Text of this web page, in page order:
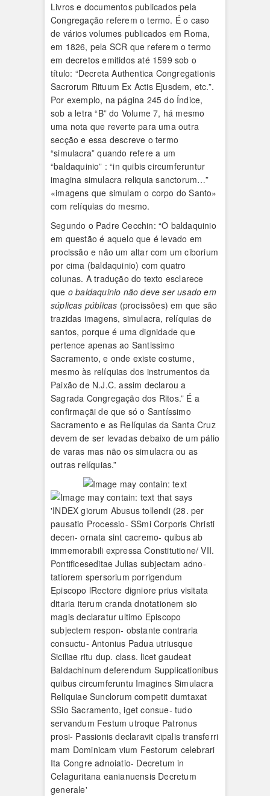
Livros e documentos publicados pela
Congregação referem o termo. É o caso
de vários volumes publicados em Roma,
em 1826, pela SCR que referem o termo
em decretos emitidos até 1599 sob o
título: “Decreta Authentica Congregationis
Sacrorum Rituum Ex Actis Ejusdem, etc.”.
Por exemplo, na página 245 do Índice,
sob a letra “B” do Volume 7, há mesmo
uma nota que reverte para uma outra
secção e essa descreve o termo
“simulacra” quando refere a um
“baldaquinio” : “in quibis circumferuntur
imagina simulacra reliquia sanctorum…”
«imagens que simulam o corpo do Santo»
com relíquias do mesmo.
Segundo o Padre Cecchin: “O baldaquinio
em questão é aquelo que é levado em
procissão e não um altar com um ciborium
por cima (baldaquinio) com quatro
colunas. A tradução do texto esclarece
que o baldaquinio não deve ser usado em
súplicas públicas (procissões) em que são
trazidas imagens, simulacra, relíquias de
santos, porque é uma dignidade que
pertence apenas ao Santissimo
Sacramento, e onde existe costume,
mesmo às relíquias dos instrumentos da
Paixão de N.J.C. assim declarou a
Sagrada Congregação dos Ritos.” É a
confirmaçãi de que só o Santíssimo
Sacramento e as Relíquias da Santa Cruz
devem de ser levadas debaixo de um pálio
de varas mas não os simulacra ou as
outras relíquias.”